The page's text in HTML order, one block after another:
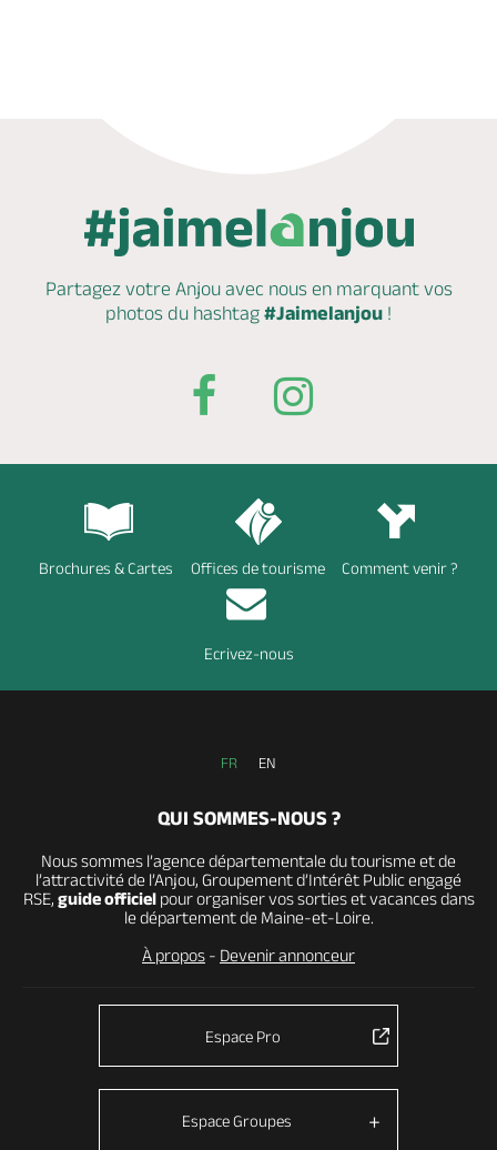
Partagez votre Anjou avec nous en marquantvos
photos du hashtag #Jaimelanjou !
Brochures & Cartes Offices de tourisme Comment venir ?
Ecrivez-nous
FR EN
QUI SOMMES-NOUS ?
Nous sommes l’agence départementale du tourisme et de
l’attractivité de l’Anjou, Groupement d’Intérêt Public engagé
RSE, guide officielpour organiser vos sorties et vacances dans
le département de Maine-et-Loire.
À propos - Devenir annonceur
Espace Pro
Espace Groupes